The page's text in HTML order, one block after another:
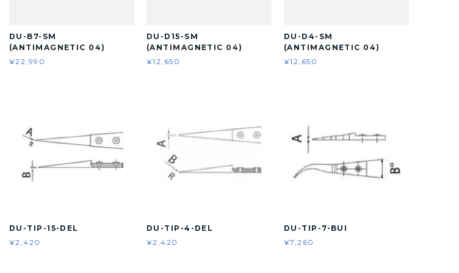
DU-B7-SM
(ANTIMAGNETIC 04)
¥22,990
DU-D15-SM
(ANTIMAGNETIC 04)
¥12,650
DU-D4-SM
(ANTIMAGNETIC 04)
¥12,650
DU-TIP-15-DEL
¥2,420
DU-TIP-4-DEL
¥2,420
DU-TIP-7-BUI
¥7,260